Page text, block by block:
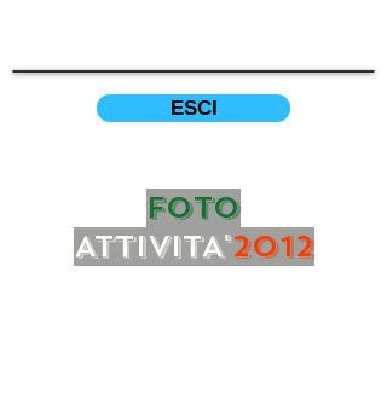
ESCI
FOTO
ATTIVITA'2012